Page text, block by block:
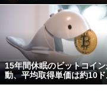
15年間休眠のビットコイ
動、平均取得単価は約10